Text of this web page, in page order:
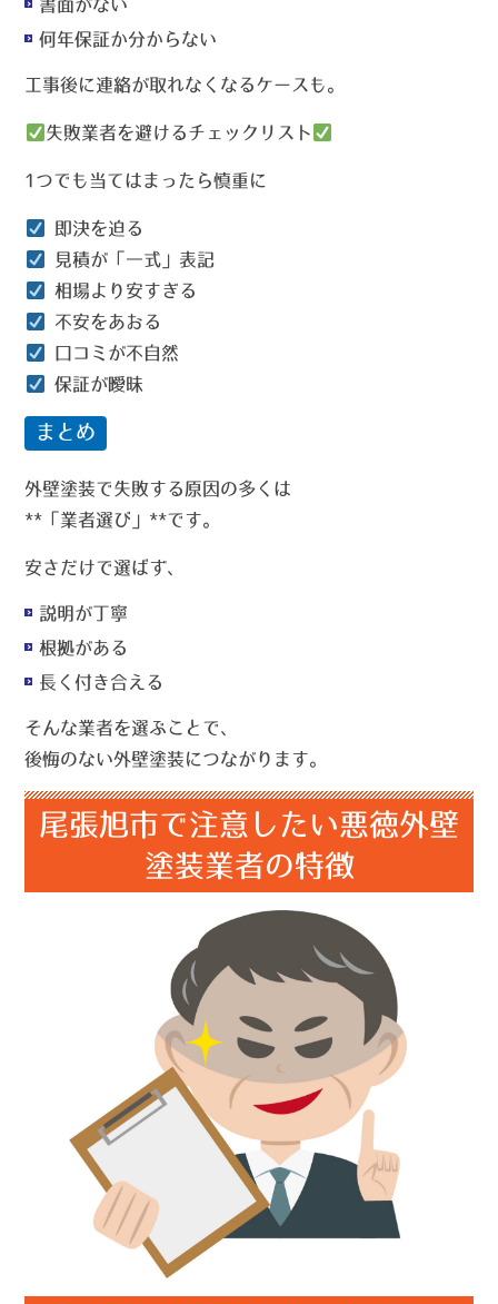
書面がない
何年保証か分からない
工事後に連絡が取れなくなるケースも。
失敗業者を避けるチェックリスト
1つでも当てはまったら慎重に
即決を迫る
見積が「一式」表記
相場より安すぎる
不安をあおる
口コミが不自然
保証が曖昧
まとめ
外壁塗装で失敗する原因の多くは
**「業者選び」**です。
安さだけで選ばず、
説明が丁寧
根拠がある
長く付き合える
そんな業者を選ぶことで、
後悔のない外壁塗装につながります。
尾張旭市で注意したい悪徳外壁
塗装業者の特徴